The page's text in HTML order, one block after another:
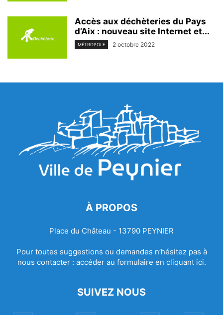
Accès aux déchèteries du Pays
d’Aix : nouveau site Internet et...
MÉTROPOLE 2 octobre 2022
À PROPOS
Place du Château - 13790 PEYNIER
Pour toutes suggestions ou demandes n’hésitez pas à
nous contacter : accéder au formulaire en cliquant ici.
SUIVEZ NOUS